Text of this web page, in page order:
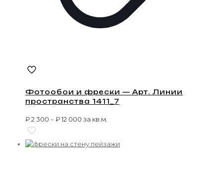
Фотообои и фрески — Арт. Линии
пространства 1411_7
₽2 300 –₽12 000 за кв.м.